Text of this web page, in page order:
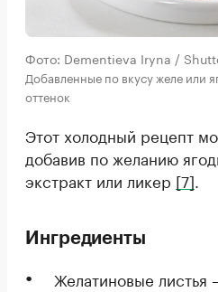
Фото: Dementieva Iryna /
Добавленные по вкусу желе или
оттенок
Этот холодный рецепт
добавив по желанию
экстракт или ликер [7].
Ингредиенты
Желатиновые листья